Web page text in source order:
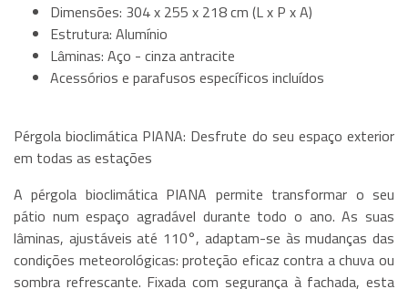
Dimensões: 304 x 255 x 218 cm (L x P x A)
Estrutura: Alumínio
Lâminas: Aço - cinza antracite
Acessórios e parafusos específicos incluídos
Pérgola bioclimática PIANA: Desfrute do seu espaço exterior
em todas as estações
A pérgola bioclimática PIANA permite transformar o seu
pátio num espaço agradável durante todo o ano. As suas
lâminas, ajustáveis até 110°, adaptam-se às mudanças das
condições meteorológicas: proteção eficaz contra a chuva ou
sombra refrescante. Fixada com segurança à fachada, esta